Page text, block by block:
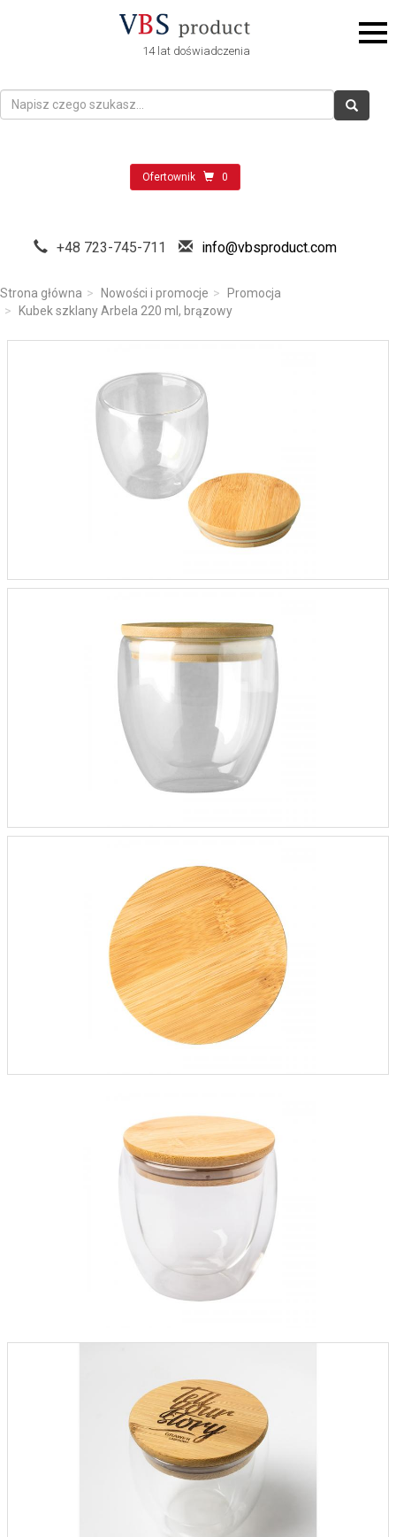
14 lat doświadczenia
Ofertownik 0
+48 723-745-711 info@vbsproduct.com
Strona główna Nowości i promocje
Promocja
Kubek szklany Arbela 220 ml, brązowy